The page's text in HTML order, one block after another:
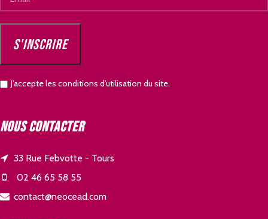
J’accepte les conditions d’utilisation du site.
Nous contacter
33 Rue Febvotte - Tours
02 46 65 58 55
contact@neocead.com